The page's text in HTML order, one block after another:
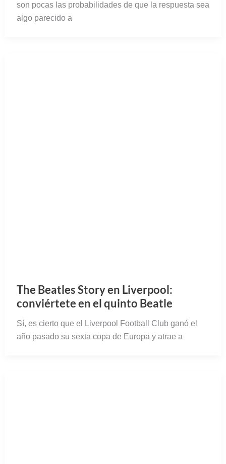
son pocas las probabilidades de que la respuesta sea
algo parecido a
The Beatles Story en Liverpool:
conviértete en el quinto Beatle
Sí, es cierto que el Liverpool Football Club ganó el
año pasado su sexta copa de Europa y atrae a